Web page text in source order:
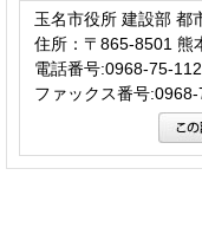
玉名市役所 建設部 都
住所：〒865-8501 熊
電話番号:0968-75-
ファックス番号:0968-